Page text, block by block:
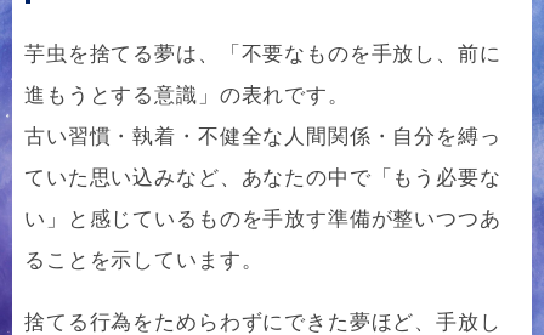
芋虫を捨てる夢は、「不要なものを手放し、前に
進もうとする意識」の表れです。
古い習慣・執着・不健全な人間関係・自分を縛っ
ていた思い込みなど、あなたの中で「もう必要な
い」と感じているものを手放す準備が整いつつあ
ることを示しています。
捨てる行為をためらわずにできた夢ほど、手放し